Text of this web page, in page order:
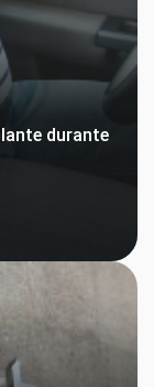
durante